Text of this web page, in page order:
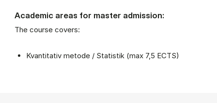
Academic areas for master admission:
The course covers:
Kvantitativ metode / Statistik (max 7,5 ECTS)